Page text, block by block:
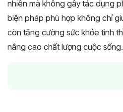
nhiên mà không gây tác dụng
biện pháp phù hợp không chỉ
còn tăng cường sức khỏe tinh
nâng cao chất lượng cuộc sống.